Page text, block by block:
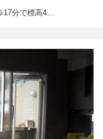
17分で標高4…